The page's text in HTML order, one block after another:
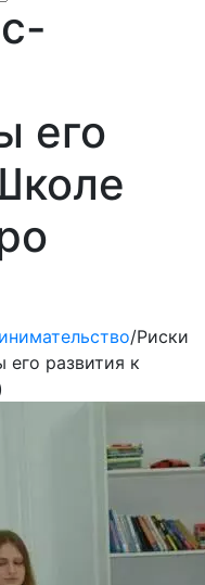
его
/Риски
его развития к